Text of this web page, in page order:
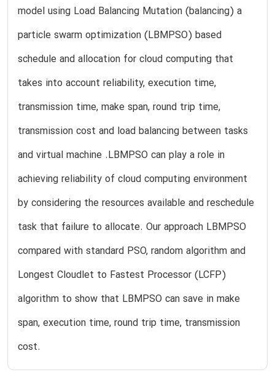
model using Load Balancing Mutation (balancing) a
particle swarm optimization (LBMPSO) based
schedule and allocation for cloud computing that
takes into account reliability, execution time,
transmission time, make span, round trip time,
transmission cost and load balancing between tasks
and virtual machine .LBMPSO can play a role in
achieving reliability of cloud computing environment
by considering the resources available and reschedule
task that failure to allocate. Our approach LBMPSO
compared with standard PSO, random algorithm and
Longest Cloudlet to Fastest Processor (LCFP)
algorithm to show that LBMPSO can save in make
span, execution time, round trip time, transmission
cost.